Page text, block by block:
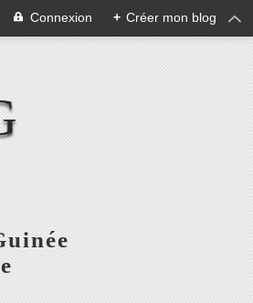
Connexion + Créer mon blog